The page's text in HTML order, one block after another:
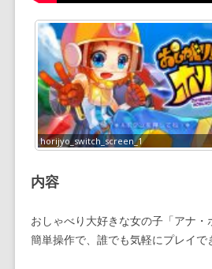
horijyo_switch_screen_1
内容
おしゃべり大好きな女の子「アナ
簡単操作で、誰でも気軽にプレイで